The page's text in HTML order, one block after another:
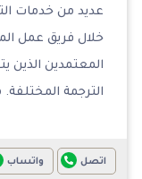
عديد من خدمات
خلال فريق عمل
المعتمدين
الترجمة
اتصل واتساب